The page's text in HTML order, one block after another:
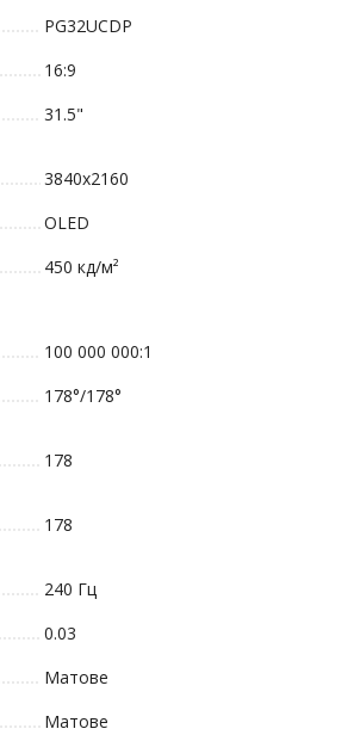
PG32UCDP
16:9
31.5"
3840x2160
OLED
450 кд/м²
100 000 000:1
178°/178°
178
178
240 Гц
0.03
Матове
Матове